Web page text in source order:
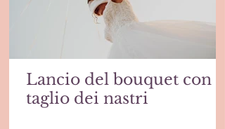
Lancio del bouquet con
taglio dei nastri